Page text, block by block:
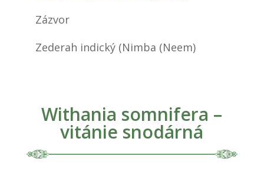
Zázvor
Zederah indický (Nimba (Neem)
Withania somnifera –
vitánie snodárná